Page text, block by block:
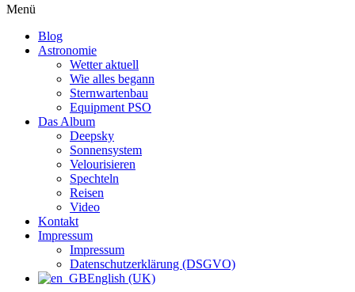
Menü
Blog
Astronomie
Wetter aktuell
Wie alles begann
Sternwartenbau
Equipment PSO
Das Album
Deepsky
Sonnensystem
Velourisieren
Spechteln
Reisen
Video
Kontakt
Impressum
Impressum
Datenschutzerklärung (DSGVO)
English (UK)